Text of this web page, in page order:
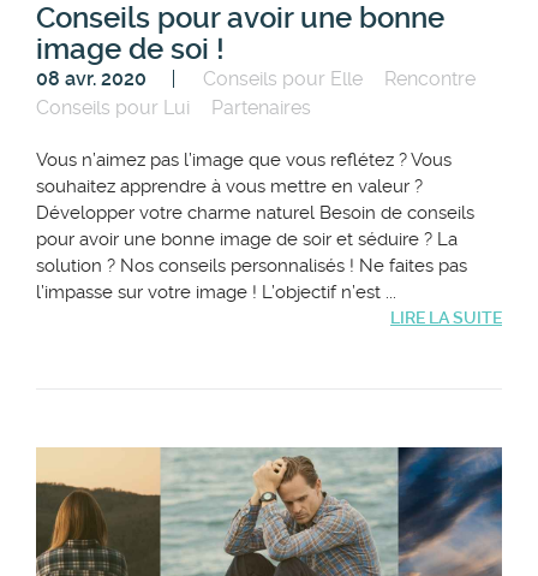
Conseils pour avoir une bonne
image de soi !
08 avr. 2020 Conseils pour Elle
Rencontre
Conseils pour Lui
Partenaires
Vous n’aimez pas l’image que vous reflétez ? Vous
souhaitez apprendre à vous mettre en valeur ?
Développer votre charme naturel Besoin de conseils
pour avoir une bonne image de soir et séduire ? La
solution ? Nos conseils personnalisés ! Ne faites pas
l’impasse sur votre image ! L’objectif n’est ...
LIRE LA SUITE